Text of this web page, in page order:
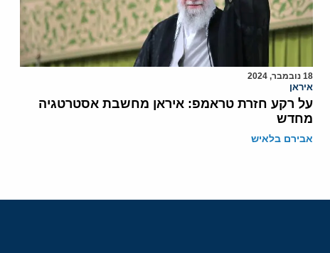
18 נובמבר, 2024
איראן
על רקע חזרת טראמפ: איראן מחשבת אסטרטגיה
מחדש
אבירם בלאיש